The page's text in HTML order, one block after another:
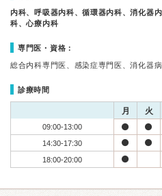
内科、呼吸器内科、循環器内科、消化器
科、心療内科
専門医・資格：
総合内科専門医、感染症専門医、消化器
診療時間
月 火
09:00-13:00
14:30-17:30
18:00-20:00